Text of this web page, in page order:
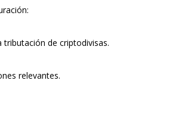
tributación de criptodivisas.
relevantes.